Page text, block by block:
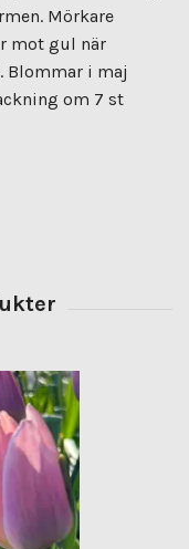
Mörkare
mot gul när
Blommar i maj
om 7 st